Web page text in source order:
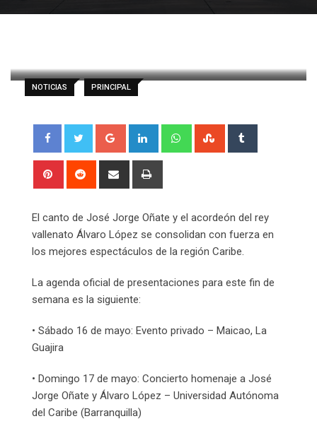
NOTICIAS PRINCIPAL
paul
14 mayo, 2026
Google+ LinkedIn WhatsappStumbleUpon
Pinterest Reddit
Share
El canto de José Jorge Oñate y el acordeón del rey
vallenato Álvaro López se consolidan con fuerza en
los mejores espectáculos de la región Caribe.
La agenda oficial de presentaciones para este fin de
semana es la siguiente:
• Sábado 16 de mayo: Evento privado – Maicao, La
Guajira
• Domingo 17 de mayo: Concierto homenaje a José
Jorge Oñate y Álvaro López – Universidad Autónoma
del Caribe (Barranquilla)